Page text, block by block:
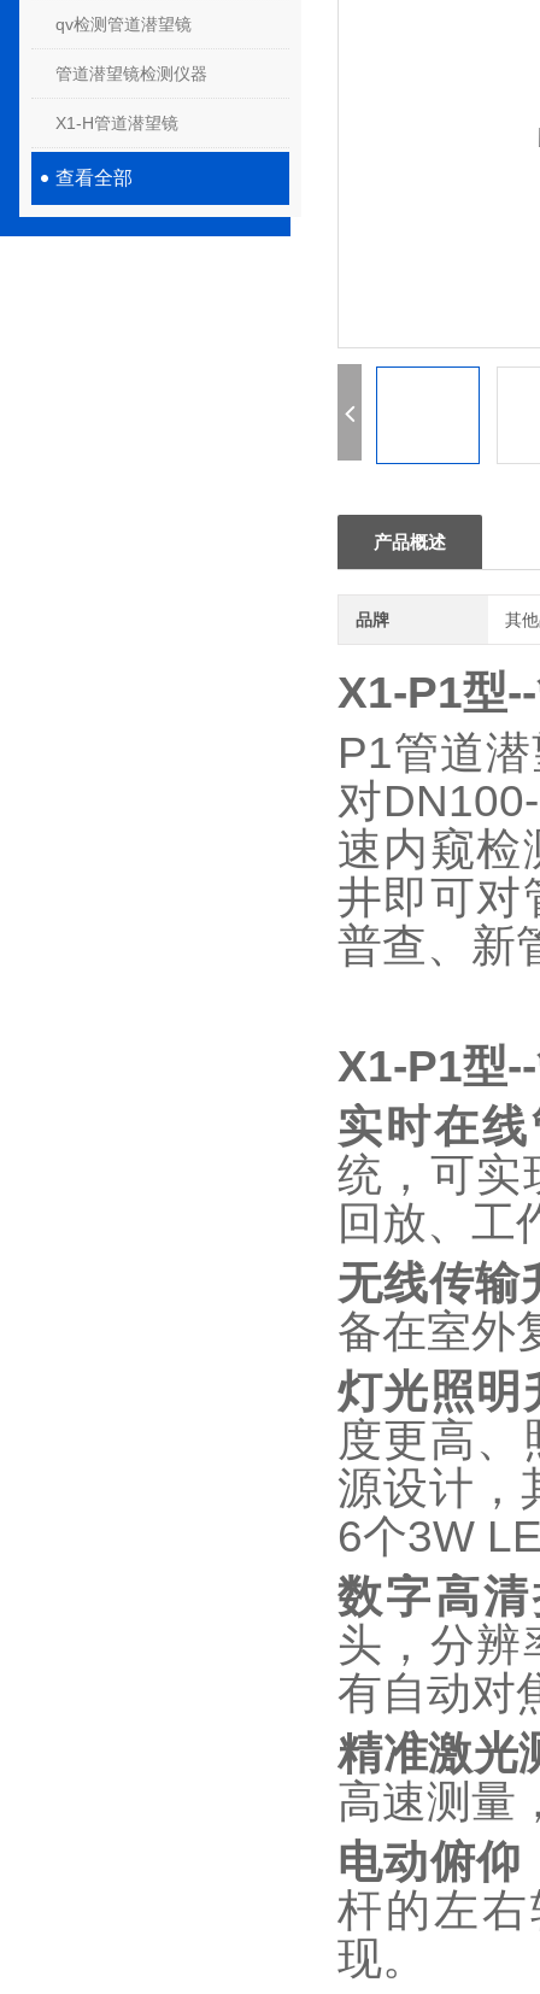
qv检测管道潜望镜
管道潜望镜检测仪器
X1-H管道潜望镜
查看全部
产品概述
品牌 其
X1-P1型
P1管道
对
速内窥检
井即可对
普查、新
X1-P1型
实时在
统，可实
回放、工
无线传输
备在室外
灯光照明
度更高、
源设计，
6个3W
数字高
头，分辨
有自动对
精准激光
高速测量
电动俯仰
杆的左
现。